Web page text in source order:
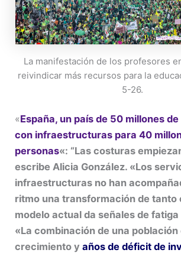
La manifestación de los profesores
reivindicar más recursos para la
5-26.
«España, un país de 50 millones
con infraestructuras para 40
personas«: “Las costuras
escribe Alicia González. «Los
infraestructuras no han
ritmo una transformación de tanto
modelo actual da señales de
«La combinación de una
crecimiento y años de déficit de